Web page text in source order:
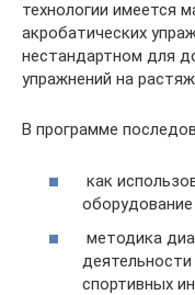
технологии имеется
акробатических
нестандартном для
упражнений на
В программе
как
методика
спортивных